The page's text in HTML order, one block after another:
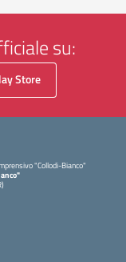
su:
Store
"Collodi-Bianco"